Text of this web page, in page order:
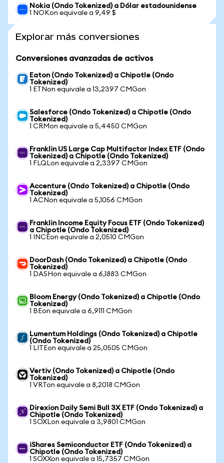
Nokia (Ondo Tokenized) a Dólar estadounidense
1 NOKon equivale a 9,49 $
Explorar más conversiones
Conversiones avanzadas de activos
Eaton (Ondo Tokenized) a Chipotle (Ondo
Tokenized)
1 ETNon equivale a 13,2397 CMGon
Salesforce (Ondo Tokenized) a Chipotle (Ondo
Tokenized)
1 CRMon equivale a 5,4450 CMGon
Franklin US Large Cap Multifactor Index ETF (Ondo
Tokenized) a Chipotle (Ondo Tokenized)
1 FLQLon equivale a 2,3397 CMGon
Accenture (Ondo Tokenized) a Chipotle (Ondo
Tokenized)
1 ACNon equivale a 5,1056 CMGon
Franklin Income Equity Focus ETF (Ondo Tokenized)
a Chipotle (Ondo Tokenized)
1 INCEon equivale a 2,0510 CMGon
DoorDash (Ondo Tokenized) a Chipotle (Ondo
Tokenized)
1 DASHon equivale a 6,1883 CMGon
Bloom Energy (Ondo Tokenized) a Chipotle (Ondo
Tokenized)
1 BEon equivale a 6,9111 CMGon
Lumentum Holdings (Ondo Tokenized) a Chipotle
(Ondo Tokenized)
1 LITEon equivale a 25,0505 CMGon
Vertiv (Ondo Tokenized) a Chipotle (Ondo
Tokenized)
1 VRTon equivale a 8,2018 CMGon
Direxion Daily Semi Bull 3X ETF (Ondo Tokenized) a
Chipotle (Ondo Tokenized)
1 SOXLon equivale a 3,9801 CMGon
iShares Semiconductor ETF (Ondo Tokenized) a
Chipotle (Ondo Tokenized)
1 SOXXon equivale a 15,7357 CMGon